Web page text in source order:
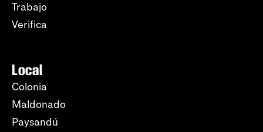
Trabajo
Verifica
Local
Colonia
Maldonado
Paysandú